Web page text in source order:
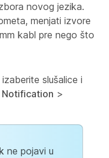
novog jezika.
menjati izvore
kabl pre nego što
slušalice i
>
ne pojavi u